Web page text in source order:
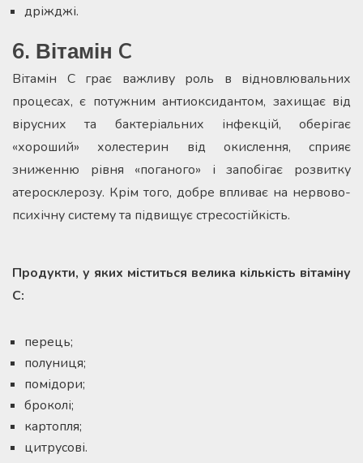
дріжджі.
6. Вітамін C
Вітамін С грає важливу роль в відновлювальних
процесах, є потужним антиоксидантом, захищає від
вірусних та бактеріальних інфекцій, оберігає
«хороший» холестерин від окислення, сприяє
зниженню рівня «поганого» і запобігає розвитку
атеросклерозу. Крім того, добре впливає на нервово-
психічну систему та підвищує стресостійкість.
Продукти, у яких міститься велика кількість вітаміну
С:
перець;
полуниця;
помідори;
броколі;
картопля;
цитрусові.